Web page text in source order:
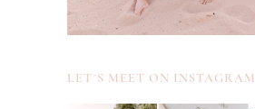
LET´S MEET ON INSTAGRAM